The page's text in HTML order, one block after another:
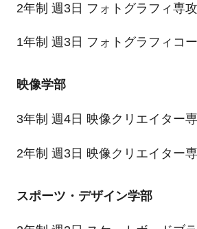
2年制 週3日 フォトグラフィ専攻
1年制 週3日 フォトグラフィコ
映像学部
3年制 週4日 映像クリエイター
2年制 週3日 映像クリエイター
スポーツ・デザイン学部